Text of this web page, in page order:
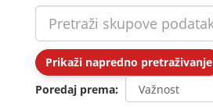
Prikaži napredno pretraživanje
Poredaj prema